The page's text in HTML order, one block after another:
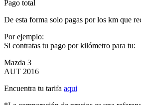
Pago total
De esta forma solo pagas por los km que
Por ejemplo:
Si contratas tu pago por kilómetro para tu:
Mazda 3
AUT 2016
Encuentra tu tarifa aqui